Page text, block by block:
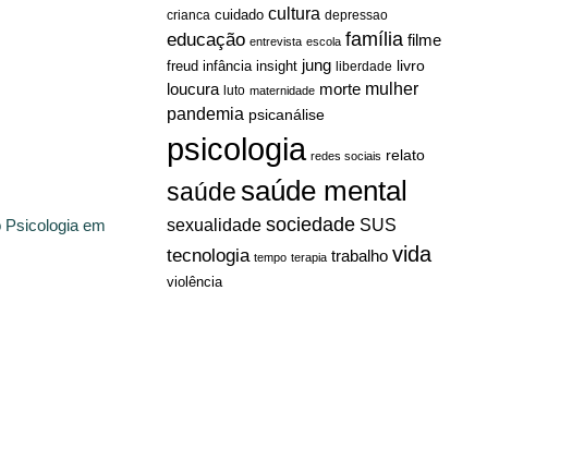
crianca cuidado cultura depressao
educação entrevista escola família filme
freud infância insight jung liberdade livro
loucura luto maternidade morte mulher
pandemia psicanálise
psicologia redes sociais relato
saúdesaúde mental
sexualidade sociedade SUS
tecnologia tempo terapia trabalho vida
violência
Psicologia em